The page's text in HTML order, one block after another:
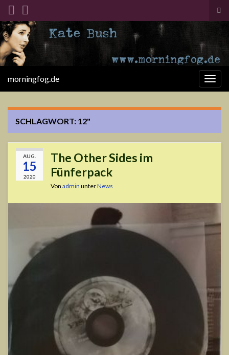
Search for:
morningfog.de
SCHLAGWORT: 12"
AUG.
15
2020
The Other Sides im
Fünferpack
Von admin unterNews